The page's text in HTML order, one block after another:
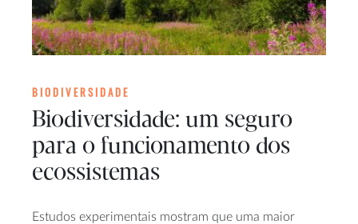
BIODIVERSIDADE
Biodiversidade: um seguro
para o funcionamento dos
ecossistemas
Estudos experimentais mostram que uma maior